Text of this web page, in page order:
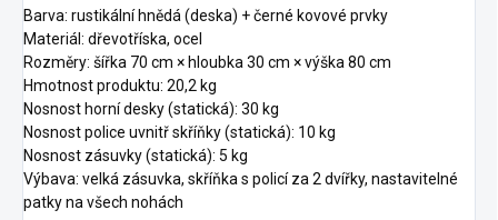
Barva: rustikální hnědá (deska) + černé kovové prvky
Materiál: dřevotříska, ocel
Rozměry: šířka 70 cm × hloubka 30 cm × výška 80 cm
Hmotnost produktu: 20,2 kg
Nosnost horní desky (statická): 30 kg
Nosnost police uvnitř skříňky (statická): 10 kg
Nosnost zásuvky (statická): 5 kg
Výbava: velká zásuvka, skříňka s policí za 2 dvířky, nastavitelné
patky na všech nohách